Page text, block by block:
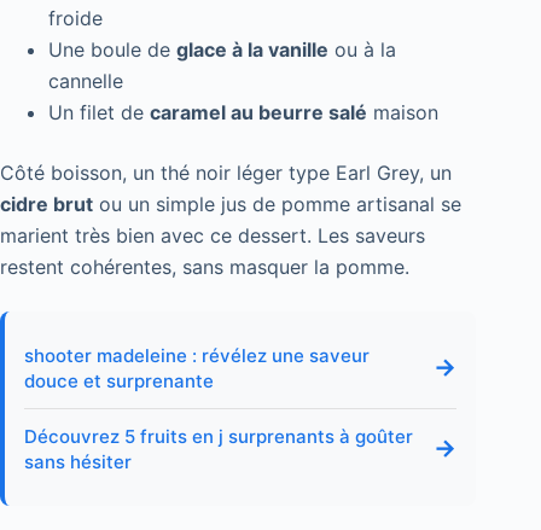
froide
Une boule de glace à la vanille ou à la
cannelle
Un filet de caramel au beurre salé maison
Côté boisson, un thé noir léger type Earl Grey, un
cidre brut ou un simple jus de pomme artisanal se
marient très bien avec ce dessert. Les saveurs
restent cohérentes, sans masquer la pomme.
shooter madeleine : révélez une saveur
douce et surprenante
→
Découvrez 5 fruits en j surprenants à goûter
sans hésiter
→